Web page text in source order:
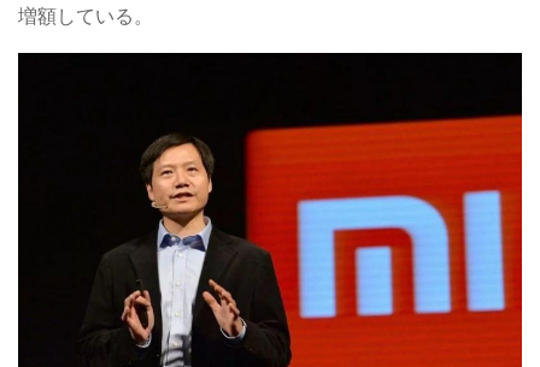
増額している。